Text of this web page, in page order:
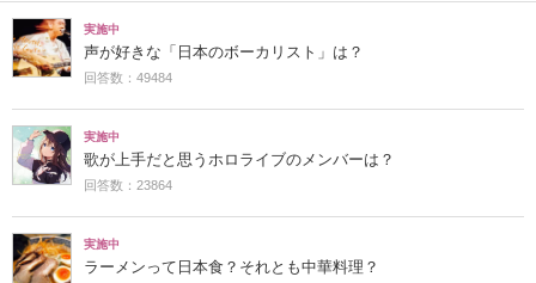
実施中
声が好きな「日本のボーカリスト」は？
回答数：49484
実施中
歌が上手だと思うホロライブのメンバーは？
回答数：23864
実施中
ラーメンって日本食？それとも中華料理？